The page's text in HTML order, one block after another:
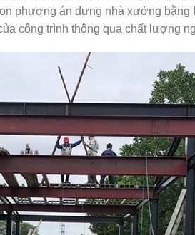
phương án dựng nhà xưởng bằng
công trình thông qua chất lượng